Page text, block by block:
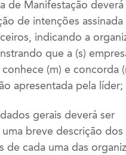
de Manifestação
de intenções
indicando a
que a (s)
conhece (m) e concorda
apresentada pela líder;
gerais deverá ser
breve descrição dos
de cada uma das